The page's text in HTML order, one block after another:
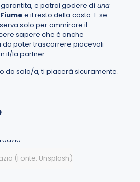
e potrai godere di una
Fiumee il resto della costa. E se
solo per ammirare il
sapere che è anche
poter trascorrere piacevoli
il/la partner.
da solo/a, ti piacerà sicuramente.
(Fonte: Unsplash)